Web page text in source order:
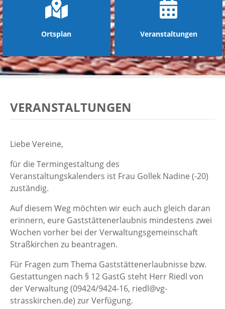
Ortsplan Veranstaltungen
VERANSTALTUNGEN
Liebe Vereine,
für die Termingestaltung des
Veranstaltungskalenders ist Frau Gollek Nadine (-20)
zuständig.
Auf diesem Weg möchten wir euch auch gleich daran
erinnern, eure Gaststättenerlaubnis mindestens zwei
Wochen vorher bei der Verwaltungsgemeinschaft
Straßkirchen zu beantragen.
Für Fragen zum Thema Gaststättenerlaubnisse bzw.
Gestattungen nach § 12 GastG steht Herr Riedl von
der Verwaltung (09424/9424-16, riedl@vg-
strasskirchen.de) zur Verfügung.